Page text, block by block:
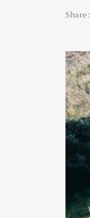
Share: